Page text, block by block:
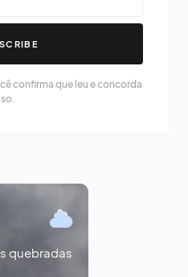
confirma que leu e concorda
quebradas